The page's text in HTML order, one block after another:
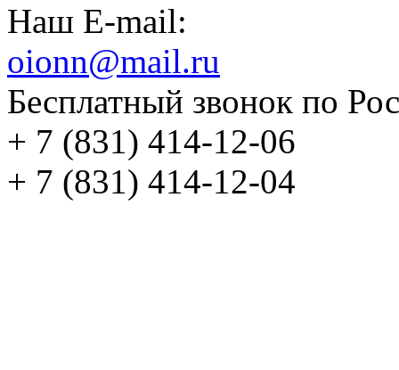
Наш E-mail:
oionn@mail.ru
Бесплатный звонок по
+ 7 (831) 414-12-06
+ 7 (831) 414-12-04